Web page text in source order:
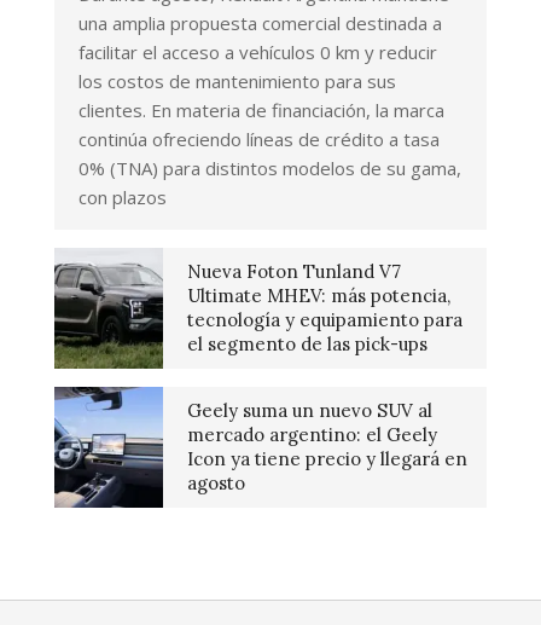
una amplia propuesta comercial destinada a
facilitar el acceso a vehículos 0 km y reducir
los costos de mantenimiento para sus
clientes. En materia de financiación, la marca
continúa ofreciendo líneas de crédito a tasa
0% (TNA) para distintos modelos de su gama,
con plazos
Nueva Foton Tunland V7
Ultimate MHEV: más potencia,
tecnología y equipamiento para
el segmento de las pick-ups
Geely suma un nuevo SUV al
mercado argentino: el Geely
Icon ya tiene precio y llegará en
agosto